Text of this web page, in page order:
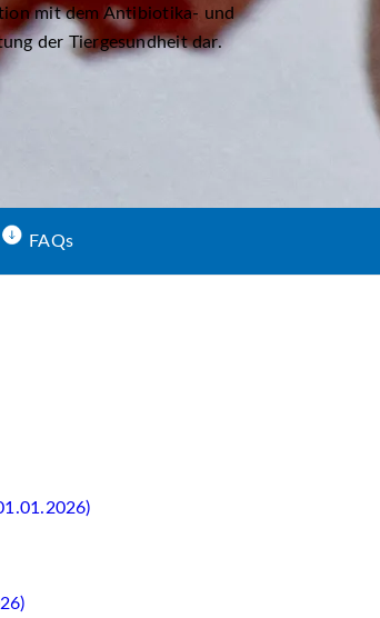
mit dem Antibiotika- und
der Tiergesundheit dar.
FAQs